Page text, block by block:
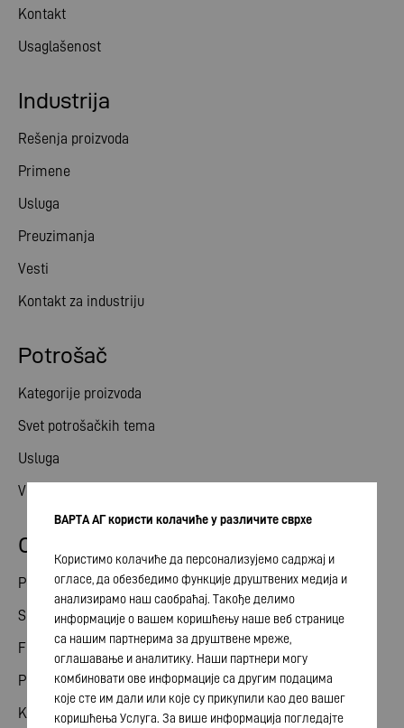
Kontakt
Usaglašenost
Potrošač
Kategorije proizvoda
Svet potrošačkih tema
Usluga
Vesti
Industrija
Rešenja proizvoda
Primene
Usluga
Preuzimanja
Vesti
Kontakt za industriju
Odnosi ulagača
Podeli
Skupština akcionara
Finansijski kalendar
Publikacije
Kontakt sa investitorom
ВАРТА АГ користи колачиће у различите сврхе
Користимо колачиће да персонализујемо садржај и
огласе, да обезбедимо функције друштвених медија и
анализирамо наш саобраћај. Такође делимо
информације о вашем коришћењу наше веб странице
са нашим партнерима за друштвене мреже,
оглашавање и аналитику. Наши партнери могу
комбиновати ове информације са другим подацима
које сте им дали или које су прикупили као део вашег
коришћења Услуга. За више информација погледајте